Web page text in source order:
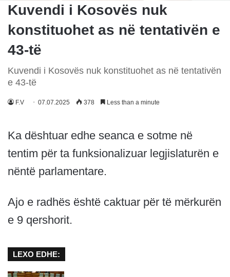
Kuvendi i Kosovës nuk
konstituohet as në tentativën e
43-të
Kuvendi i Kosovës nuk konstituohet as në tentativën
e 43-të
F.V 07.07.2025 378 Less than a minute
Ka dështuar edhe seanca e sotme në
tentim për ta funksionalizuar legjislaturën e
nëntë parlamentare.
Ajo e radhës është caktuar për të mërkurën
e 9 qershorit.
LEXO EDHE: